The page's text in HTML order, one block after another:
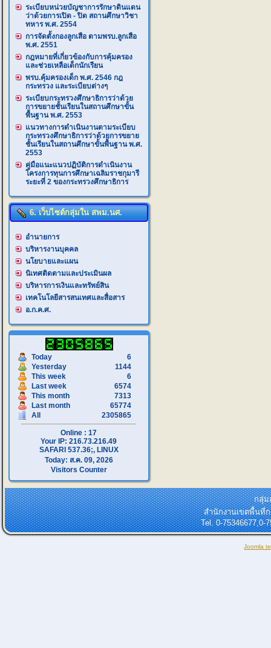
ระเบียบหน่วยบัญชาการรักษาดินแดน
ว่าด้วยการเปิด - ปิด สถานศึกษาวิชา
ทหาร พ.ศ. 2554
การจัดตั้งกองลูกเสือ ตามพรบ.ลูกเสือ
พ.ศ. 2551
กฎหมายที่เกี่ยวข้องกับการคุ้มครอง
และช่วยเหลือเด็กนักเรียน
พรบ.คุ้มครองเด็ก พ.ศ. 2546 กฎ
กระทรวง และระเบียบต่างๆ
ระเบียบกระทรวงศึกษาธิการว่าด้วย
การขยายชั้นเรียนในสถานศึกษาขั้น
พื้นฐาน พ.ศ. 2553
แนวทางการดำเนินงานตามระเบียบ
กระทรวงศึกษาธิการว่าด้วยการขยาย
ชั้นเรียนในสถานศึกษาขั้นพื้นฐาน พ.ศ.
2553
คู่มือแนะแนวปฏิบัติการดำเนินงาน
โครงการทุนการศึกษาเฉลิมราชกุมารี
ระยะที่ 2 ของกระทรวงศึกษาธิการ
6. เว็บไซต์กลุ่มใน สพม.นศ.
อำนายการ
บริหารงานบุคคล
นโยบายและแผน
นิเทศติดตามและประเมินผล
บริหารการเงินและทรัพย์สิน
เทคโนโลยีสารสนเทศและสื่อสาร
อ.ก.ค.ศ.
Today
6
Yesterday
1144
This week
6
Last week
6574
This month
7313
Last month
65774
All
2305865
Online : 17
Your IP: 216.73.216.49
SAFARI 537.36;, LINUX
Today: ส.ค. 09, 2026
Visitors Counter
กลุ่ม
สำนักงานเขตพื้นที่
Tel. 0-75346677,0-
Joomla